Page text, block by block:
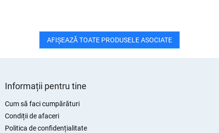
AFIŞEAZĂ TOATE PRODUSELE ASOCIATE
Informații pentru tine
Cum să faci cumpărături
Condiții de afaceri
Politica de confidențialitate